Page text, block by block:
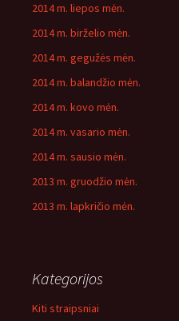
2014 m. liepos mėn.
2014 m. birželio mėn.
2014 m. gegužės mėn.
2014 m. balandžio mėn.
2014 m. kovo mėn.
2014 m. vasario mėn.
2014 m. sausio mėn.
2013 m. gruodžio mėn.
2013 m. lapkričio mėn.
Kategorijos
Kiti straipsniai